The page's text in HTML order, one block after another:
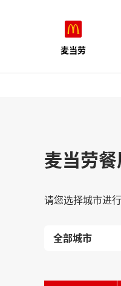
麦当劳
麦当劳
请您选择城市进